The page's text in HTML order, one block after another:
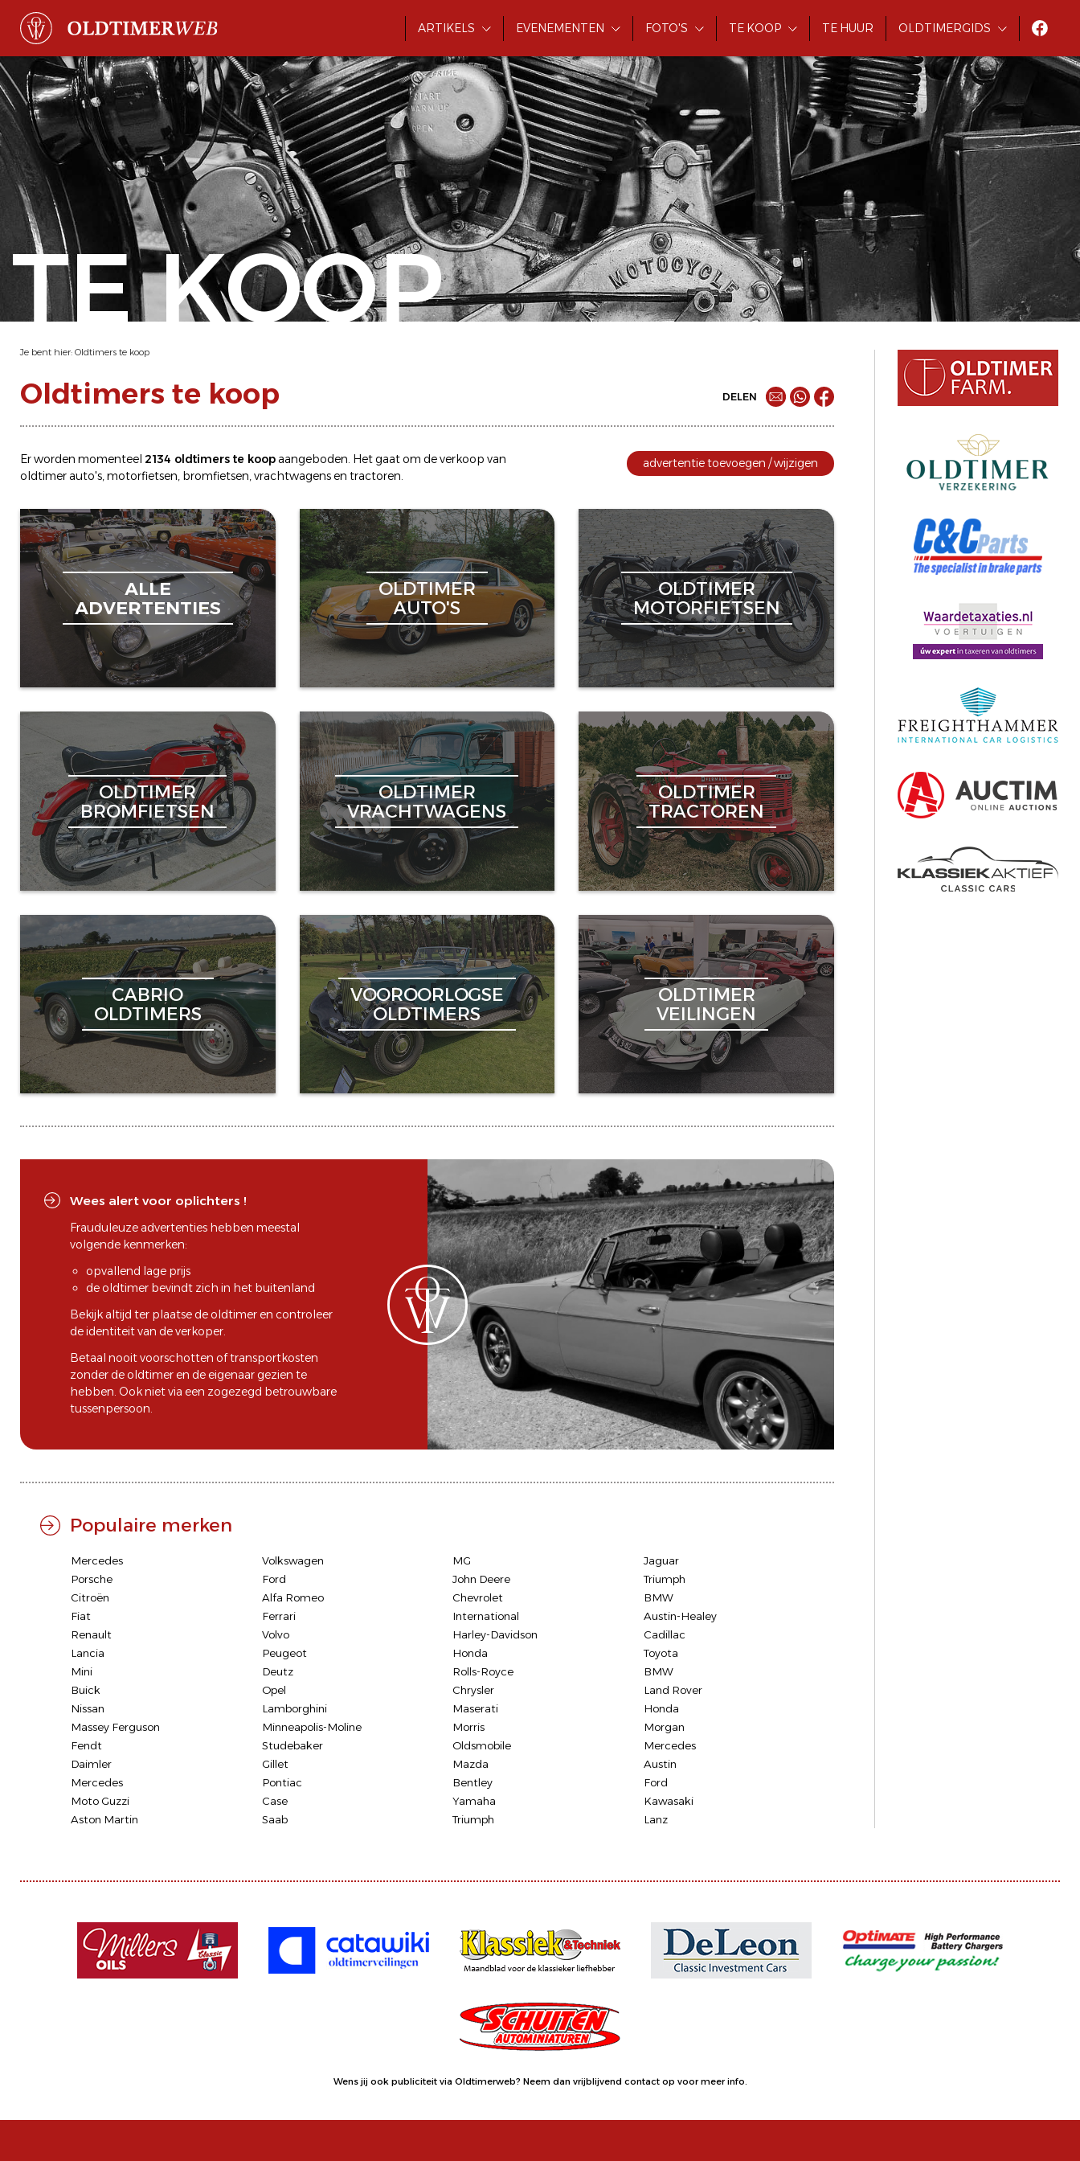
ARTIKELS EVENEMENTEN FOTO'S TE KOOP TE HUUR OLDTIMERGIDS
TE KOOP
Je bent hier: Oldtimers te koop
Oldtimers te koop DELEN
Er worden momenteel 2134 oldtimers te koopaangeboden. Het gaat om deverkoop van
oldtimerauto's,motorfietsen, bromfietsen,vrachtwagens en tractoren.
advertentie toevoegen / wijzigen
ALLE
ADVERTENTIES
OLDTIMER
AUTO'S
OLDTIMER
MOTORFIETSEN
OLDTIMER
BROMFIETSEN
OLDTIMER
VRACHTWAGENS
OLDTIMER
TRACTOREN
CABRIO
OLDTIMERS
VOOROORLOGSE
OLDTIMERS
OLDTIMER
VEILINGEN
Wees alert voor oplichters !
Frauduleuze advertenties hebben meestal
volgende kenmerken:
opvallend lage prijs
de oldtimer bevindt zich in het buitenland
Bekijk altijd ter plaatse de oldtimer en controleer
de identiteit van de verkoper.
Betaal nooit voorschotten of transportkosten
zonder de oldtimer en de eigenaar gezien te
hebben. Ook niet via een zogezegd betrouwbare
tussenpersoon.
Populaire merken
Mercedes Volkswagen MG
Jaguar
Porsche
Ford John Deere
Triumph
Citroën
Alfa Romeo Chevrolet
BMW
Fiat
Ferrari International
Austin-Healey
Renault
Volvo Harley-Davidson
Cadillac
Lancia
Peugeot Honda
Toyota
Mini
Deutz Rolls-Royce
BMW
Buick
Opel Chrysler
Land Rover
Nissan
Lamborghini Maserati
Honda
Massey Ferguson
Minneapolis-Moline Morris
Morgan
Fendt
Studebaker Oldsmobile
Mercedes
Daimler
Gillet Mazda
Austin
Mercedes
Pontiac Bentley
Ford
Moto Guzzi
Case Yamaha
Kawasaki
Aston Martin
Saab Triumph Lanz
Wens jij ook publiciteit via Oldtimerweb? Neem dan vrijblijvend contact op voor meer info.